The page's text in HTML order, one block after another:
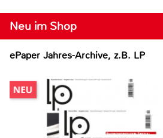
Neu im Shop
ePaper Jahres-Archive, z.B. LP